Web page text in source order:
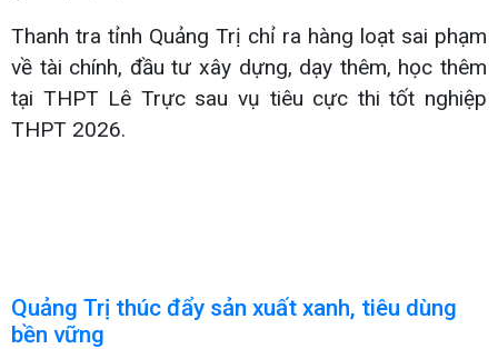
Thanh tra tỉnh Quảng Trị chỉ ra hàng loạt sai phạm
về tài chính, đầu tư xây dựng, dạy thêm, học thêm
tại THPT Lê Trực sau vụ tiêu cực thi tốt nghiệp
THPT 2026.
Quảng Trị thúc đẩy sản xuất xanh, tiêu dùng
bền vững